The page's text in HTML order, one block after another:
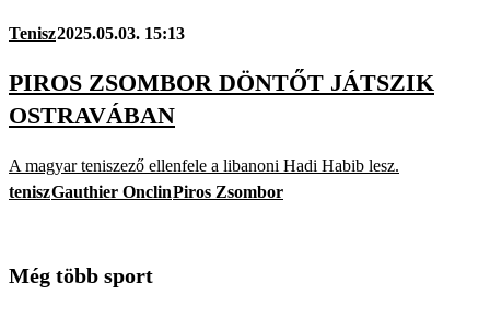
Tenisz2025.05.03. 15:13
PIROS ZSOMBOR DÖNTŐT JÁTSZIK
OSTRAVÁBAN
A magyar teniszező ellenfele a libanoni Hadi Habib lesz.
teniszGauthier OnclinPiros Zsombor
Még több sport